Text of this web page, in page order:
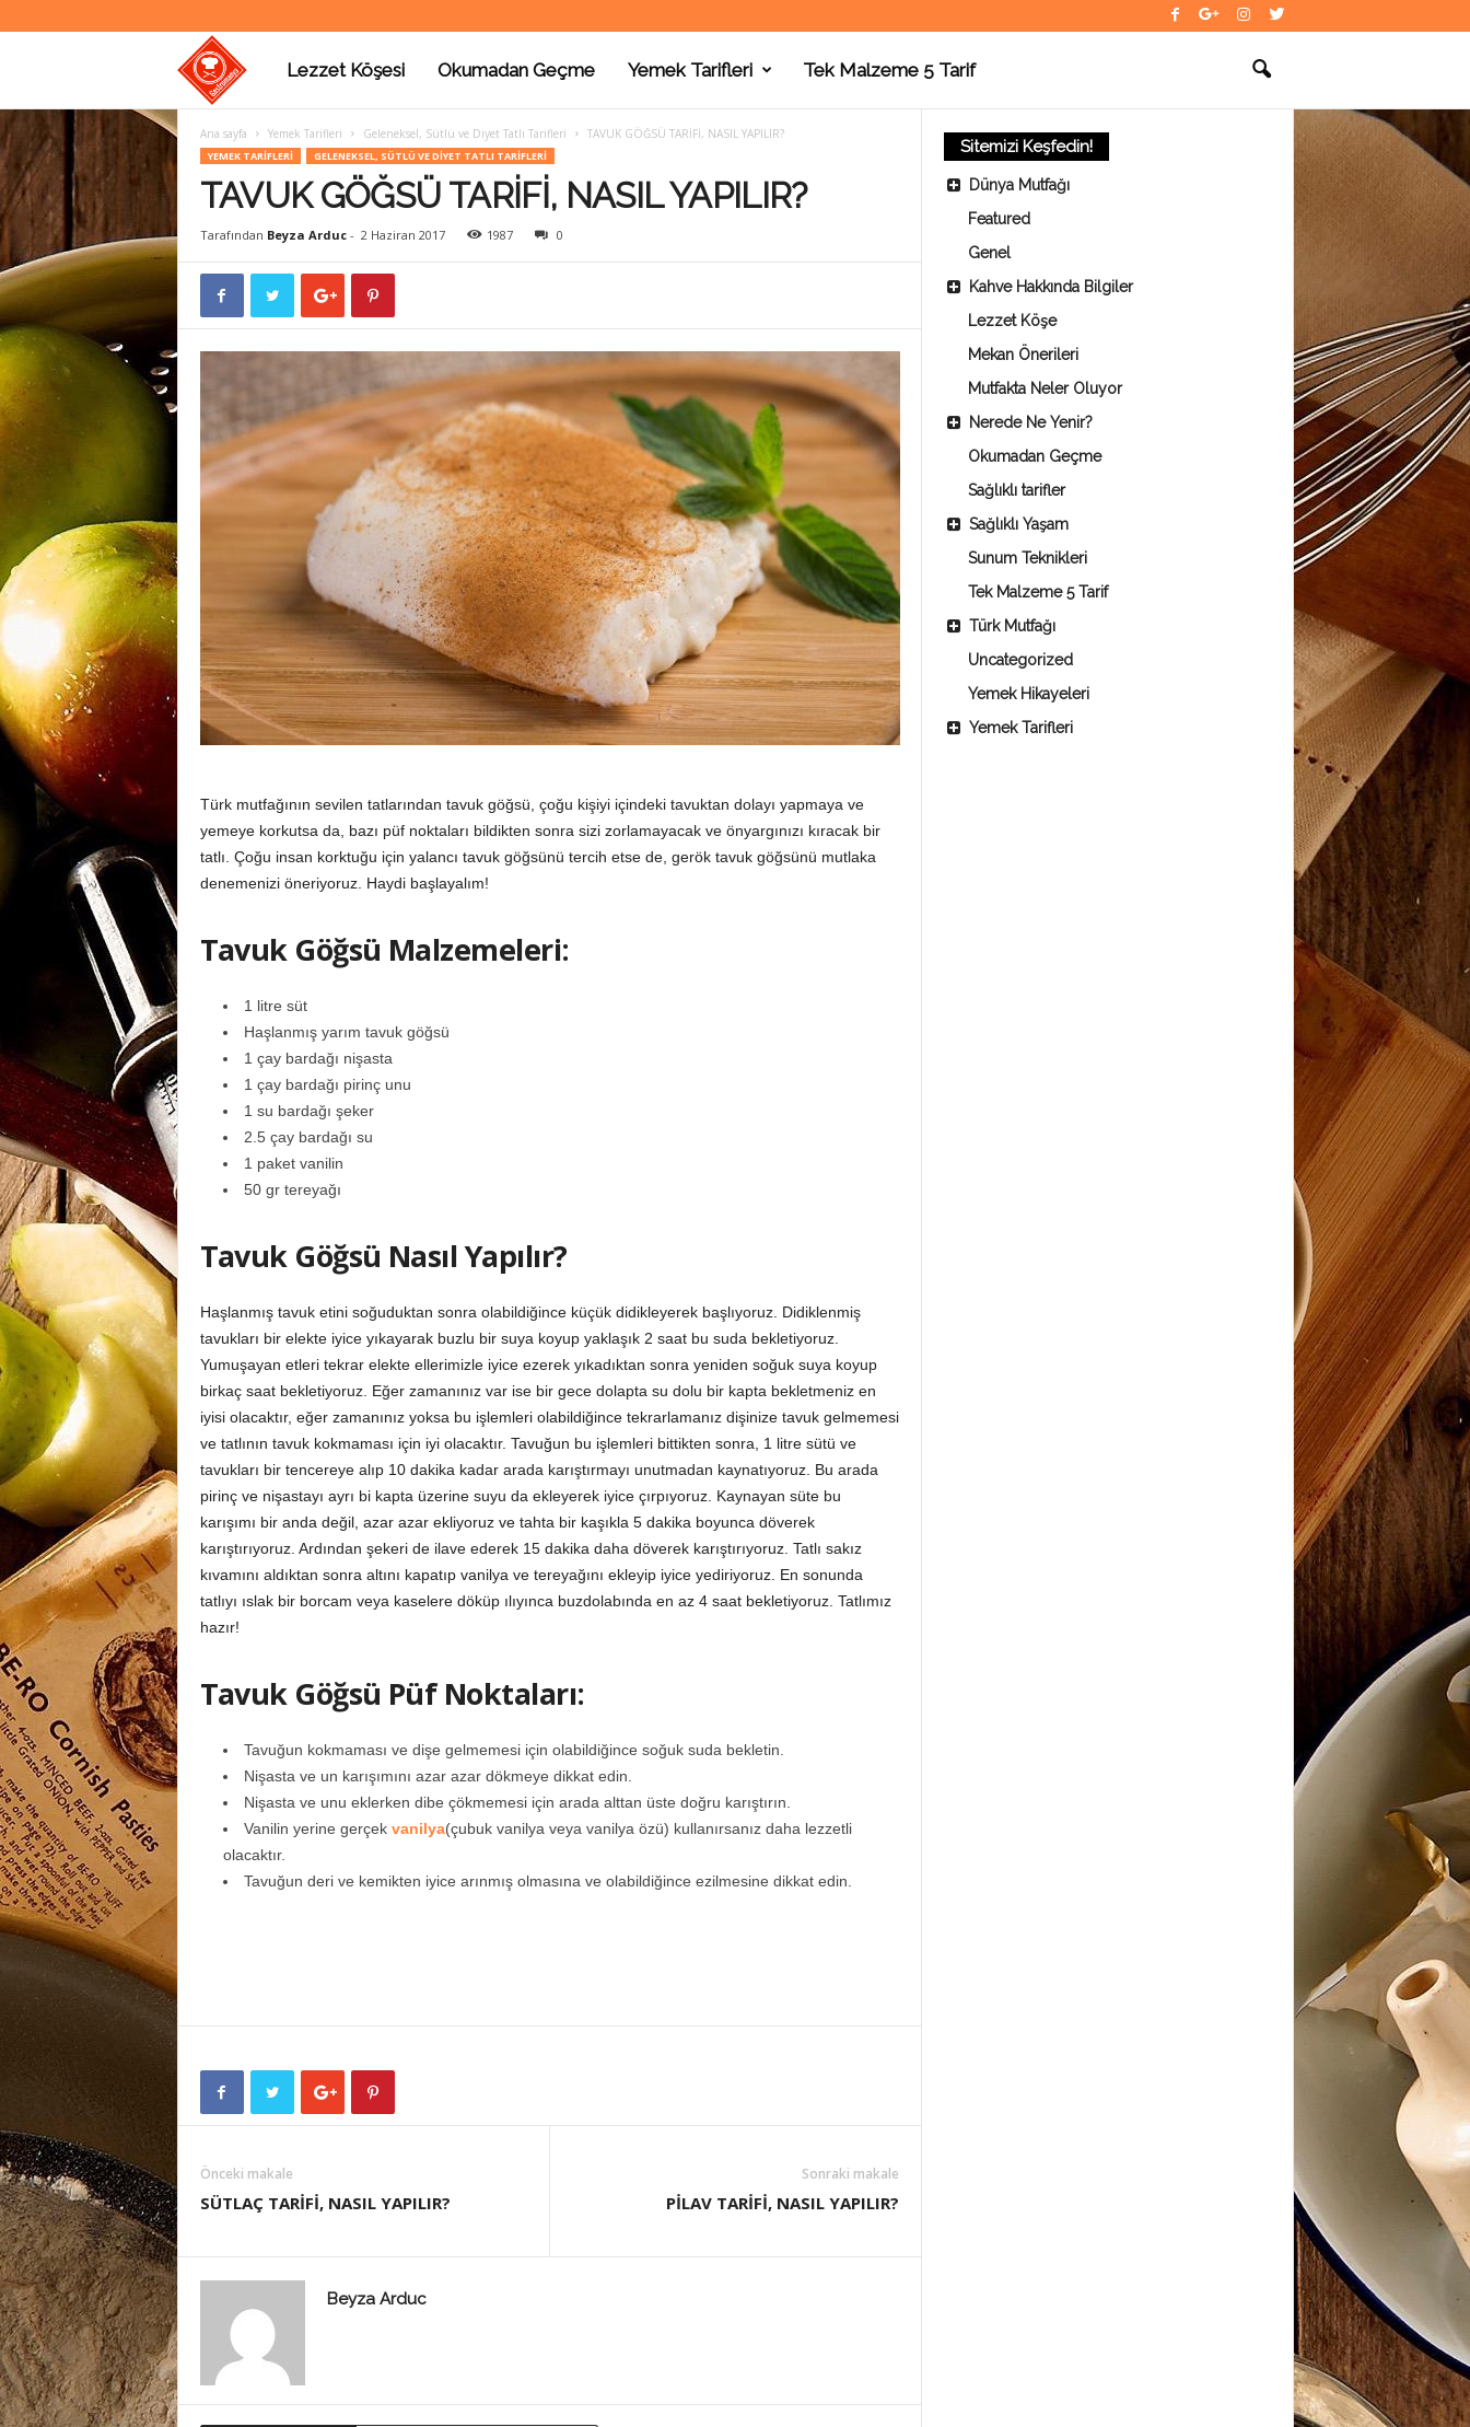
a
t
o
n
a
Lezzet Köşesi Okumadan Geçme Yemek Tarifleri Tek Malzeme 5 Tarif
Ana sayfa Yemek Tarifleri Geleneksel, Sütlü ve Diyet Tatlı Tarifleri TAVUK GÖĞSÜ TARİFİ, NASIL YAPILIR?
YEMEK TARIFLERI GELENEKSEL, SÜTLÜ VE DIYET TATLI TARIFLERI
TAVUK GÖĞSÜ TARİFİ, NASIL YAPILIR?
Tarafından Beyza Arduc- 2 Haziran 2017 1987 0
Türk mutfağının sevilen tatlarından tavuk göğsü, çoğu kişiyi içindeki tavuktan dolayı yapmaya ve
yemeye korkutsa da, bazı püf noktaları bildikten sonra sizi zorlamayacak ve önyargınızı kıracak bir
tatlı. Çoğu insan korktuğu için yalancı tavuk göğsünü tercih etse de, gerök tavuk göğsünü mutlaka
denemenizi öneriyoruz. Haydi başlayalım!
Tavuk Göğsü Malzemeleri:
1 litre süt
Haşlanmış yarım tavuk göğsü
1 çay bardağı nişasta
1 çay bardağı pirinç unu
1 su bardağı şeker
2.5 çay bardağı su
1 paket vanilin
50 gr tereyağı
Tavuk Göğsü Nasıl Yapılır?
Haşlanmış tavuk etini soğuduktan sonra olabildiğince küçük didikleyerek başlıyoruz. Didiklenmiş
tavukları bir elekte iyice yıkayarak buzlu bir suya koyup yaklaşık 2 saat bu suda bekletiyoruz.
Yumuşayan etleri tekrar elekte ellerimizle iyice ezerek yıkadıktan sonra yeniden soğuk suya koyup
birkaç saat bekletiyoruz. Eğer zamanınız var ise bir gece dolapta su dolu bir kapta bekletmeniz en
iyisi olacaktır, eğer zamanınız yoksa bu işlemleri olabildiğince tekrarlamanız dişinize tavuk gelmemesi
ve tatlının tavuk kokmaması için iyi olacaktır. Tavuğun bu işlemleri bittikten sonra, 1 litre sütü ve
tavukları bir tencereye alıp 10 dakika kadar arada karıştırmayı unutmadan kaynatıyoruz. Bu arada
pirinç ve nişastayı ayrı bi kapta üzerine suyu da ekleyerek iyice çırpıyoruz. Kaynayan süte bu
karışımı bir anda değil, azar azar ekliyoruz ve tahta bir kaşıkla 5 dakika boyunca döverek
karıştırıyoruz. Ardından şekeri de ilave ederek 15 dakika daha döverek karıştırıyoruz. Tatlı sakız
kıvamını aldıktan sonra altını kapatıp vanilya ve tereyağını ekleyip iyice yediriyoruz. En sonunda
tatlıyı ıslak bir borcam veya kaselere döküp ılıyınca buzdolabında en az 4 saat bekletiyoruz. Tatlımız
hazır!
Tavuk Göğsü Püf Noktaları:
Tavuğun kokmaması ve dişe gelmemesi için olabildiğince soğuk suda bekletin.
Nişasta ve un karışımını azar azar dökmeye dikkat edin.
Nişasta ve unu eklerken dibe çökmemesi için arada alttan üste doğru karıştırın.
Vanilin yerine gerçek vanilya(çubuk vanilya veya vanilya özü) kullanırsanız daha lezzetli
olacaktır.
Tavuğun deri ve kemikten iyice arınmış olmasına ve olabildiğince ezilmesine dikkat edin.
Önceki makale
SÜTLAÇ TARİFİ, NASIL YAPILIR?
Sonraki makale
PİLAV TARİFİ, NASIL YAPILIR?
Beyza Arduc
Sitemizi Keşfedin!
Dünya Mutfağı
Featured
Genel
Kahve Hakkında Bilgiler
Lezzet Köşe
Mekan Önerileri
Mutfakta Neler Oluyor
Nerede Ne Yenir?
Okumadan Geçme
Sağlıklı tarifler
Sağlıklı Yaşam
Sunum Teknikleri
Tek Malzeme 5 Tarif
Türk Mutfağı
Uncategorized
Yemek Hikayeleri
Yemek Tarifleri